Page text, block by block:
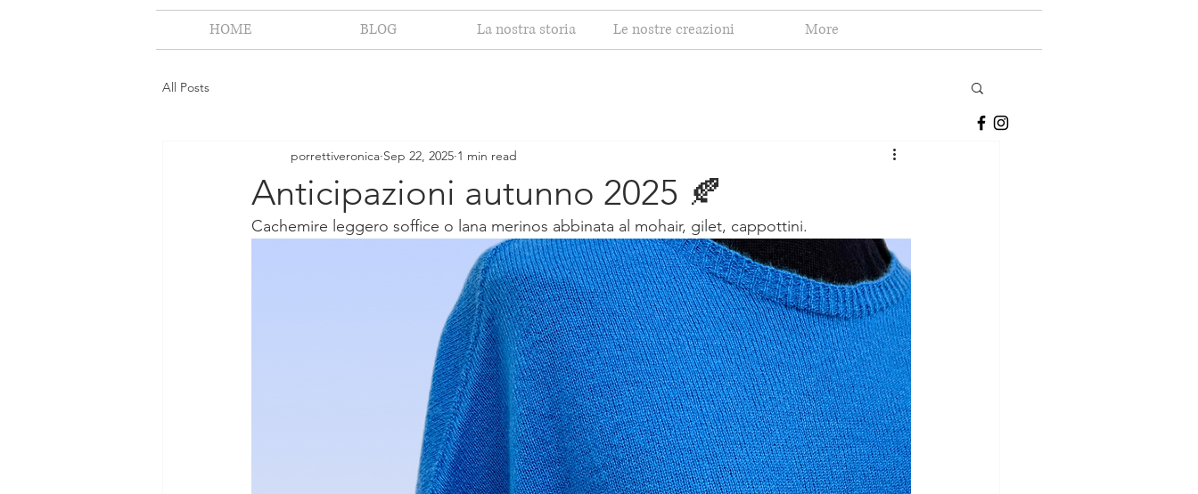
HOME BLOG La nostra storia Le nostre creazioni More
All Posts
Anticipazioni autunno 2025 🍂
porrettiveronica Sep 22, 2025 1 min read
Cachemire leggero soffice o lana merinos abbinata al mohair, gilet, cappottini.